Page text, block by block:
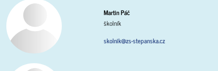
Martin Páč
školník
skolnik@zs-stepanska.cz